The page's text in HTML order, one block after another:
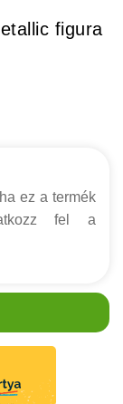
figura
ez a termék
fel a